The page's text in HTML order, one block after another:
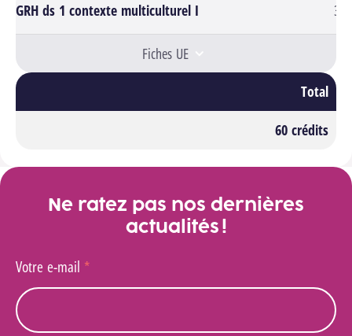
GRH ds 1 contexte multiculturel I 3
Fiches UE
Total
60 crédits
Ne ratez pas nos dernières
actualités !
Votre e-mail *